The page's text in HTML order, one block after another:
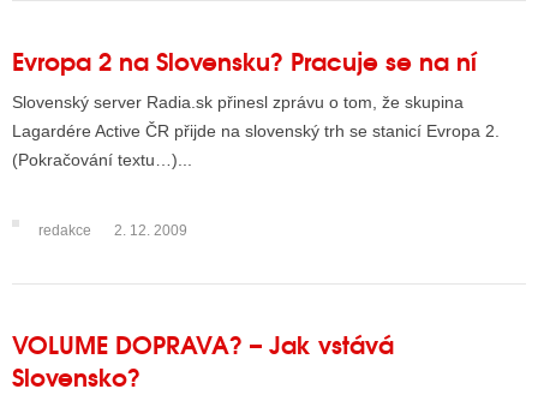
INTERNET
STRÁNKY TV
TISK
Evropa 2 na Slovensku? Pracuje se na ní
Slovenský server Radia.sk přinesl zprávu o tom, že skupina
Lagardére Active ČR přijde na slovenský trh se stanicí Evropa 2.
(Pokračování textu…)...
redakce 2. 12. 2009
VOLUME DOPRAVA? – Jak vstává
Slovensko?